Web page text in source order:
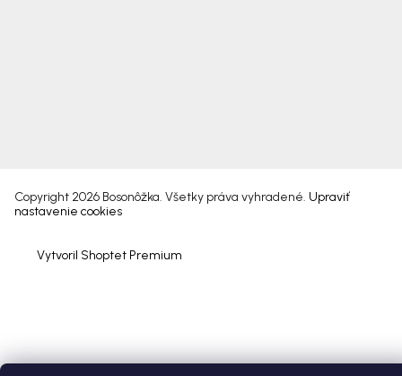
Vytvoril Shoptet Premium
Copyright 2026 Bosonôžka. Všetky práva vyhradené. Upraviť
nastavenie cookies